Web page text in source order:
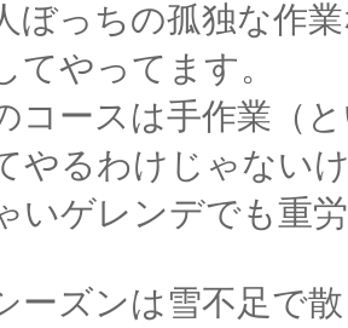
ぼっちの孤独な作
てやってます。
コースは手作業（
やるわけじゃない
いゲレンデでも重
ーズンは雪不足で